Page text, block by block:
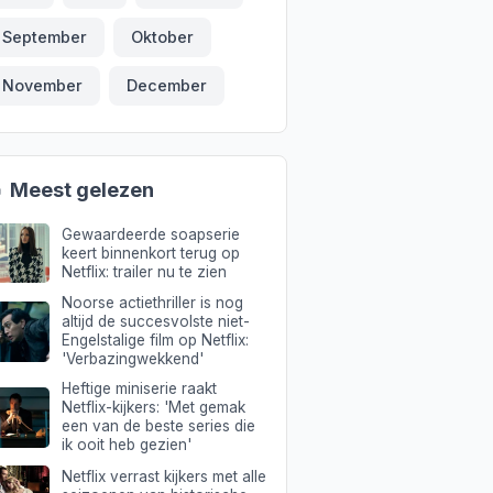
September Oktober
November December
Meest gelezen
Gewaardeerde soapserie
keert binnenkort terug op
Netflix: trailer nu te zien
Noorse actiethriller is nog
altijd de succesvolste niet-
Engelstalige film op Netflix:
'Verbazingwekkend'
Heftige miniserie raakt
Netflix-kijkers: 'Met gemak
een van de beste series die
ik ooit heb gezien'
Netflix verrast kijkers met alle